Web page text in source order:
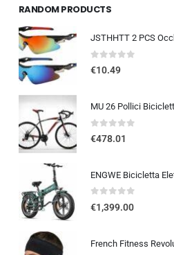
RANDOM PRODUCTS
0out of 5
€10.49
0out of 5
€478.01
0out of 5
€1,399.00